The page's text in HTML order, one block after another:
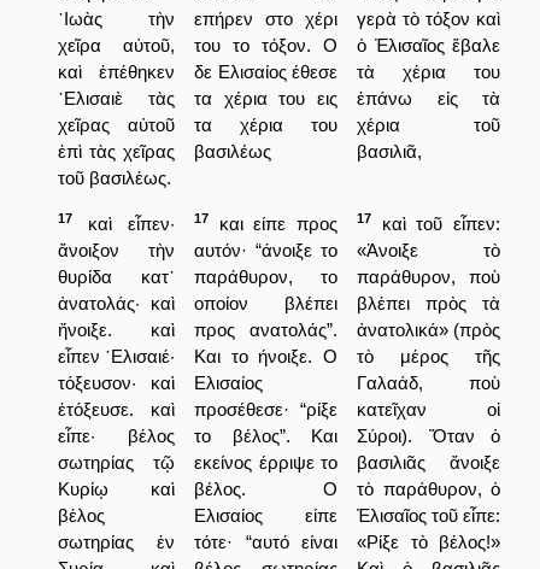
᾿Ιωὰς τὴν
χεῖρα αὐτοῦ,
καὶ ἐπέθηκεν
῾Ελισαιὲ τὰς
χεῖρας αὐτοῦ
ἐπὶ τὰς χεῖρας
τοῦ βασιλέως.
επήρεν στο χέρι
του το τόξον. Ο
δε Ελισαίος έθεσε
τα χέρια του εις
τα χέρια του
βασιλέως
γερὰ τὸ τόξον καὶ
ὁ Ἐλισαῖος ἔβαλε
τὰ χέρια του
ἐπάνω εἰς τὰ
χέρια τοῦ
βασιλιᾶ,
17
καὶ εἶπεν·
ἄνοιξον τὴν
θυρίδα κατ᾿
ἀνατολάς· καὶ
ἤνοιξε. καὶ
εἶπεν ῾Ελισαιέ·
τόξευσον· καὶ
ἐτόξευσε. καὶ
εἶπε· βέλος
σωτηρίας τῷ
Κυρίῳ καὶ
βέλος
σωτηρίας ἐν
17
και είπε προς
αυτόν· “άνοιξε το
παράθυρον, το
οποίον βλέπει
προς ανατολάς”.
Και το ήνοιξε. Ο
Ελισαίος
προσέθεσε· “ρίξε
το βέλος”. Και
εκείνος έρριψε το
βέλος. Ο
Ελισαίος είπε
τότε· “αυτό είναι
17
καὶ τοῦ εἶπεν:
«Ἀνοιξε τὸ
παράθυρον, ποὺ
βλέπει πρὸς τὰ
ἀνατολικά» (πρὸς
τὸ μέρος τῆς
Γαλαάδ, ποὺ
κατεῖχαν οἱ
Σύροι). Ὅταν ὁ
βασιλιᾶς ἄνοιξε
τὸ παράθυρον, ὁ
Ἐλισαῖος τοῦ εἶπε:
«Ρίξε τὸ βέλος!»